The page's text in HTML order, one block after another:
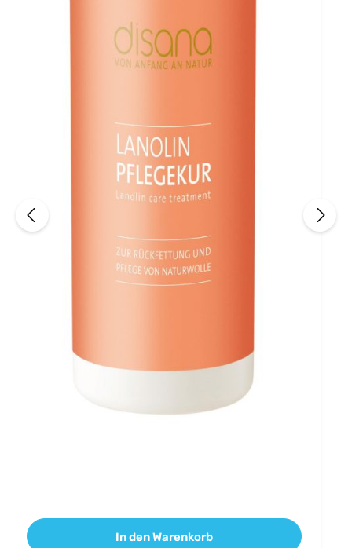
In den Warenkorb